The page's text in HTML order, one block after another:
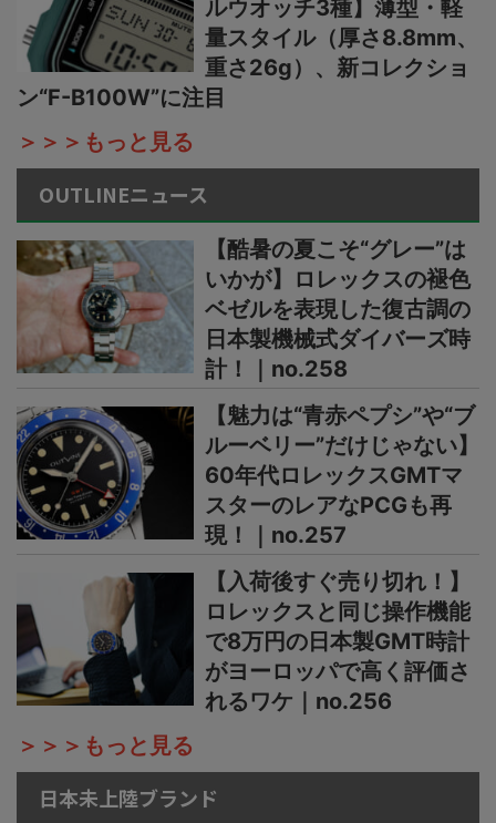
ルウオッチ3種】薄型・軽
量スタイル（厚さ8.8mm、
重さ26g）、新コレクショ
ン“F-B100W”に注目
＞＞＞もっと見る
OUTLINEニュース
【酷暑の夏こそ“グレー”は
いかが】ロレックスの褪色
ベゼルを表現した復古調の
日本製機械式ダイバーズ時
計！｜no.258
【魅力は“青赤ペプシ”や“ブ
ルーベリー”だけじゃない】
60年代ロレックスGMTマ
スターのレアなPCGも再
現！｜no.257
【入荷後すぐ売り切れ！】
ロレックスと同じ操作機能
で8万円の日本製GMT時計
がヨーロッパで高く評価さ
れるワケ｜no.256
＞＞＞もっと見る
日本未上陸ブランド